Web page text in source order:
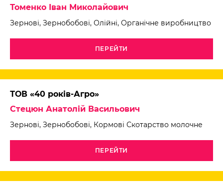
Томенко Іван Миколайович
Зернові, Зернобобові, Олійні, Органічне виробництво
ПЕРЕЙТИ
ТОВ «40 років-Агро»
Стецюн Анатолій Васильович
Зернові, Зернобобові, Кормові Скотарство молочне
ПЕРЕЙТИ